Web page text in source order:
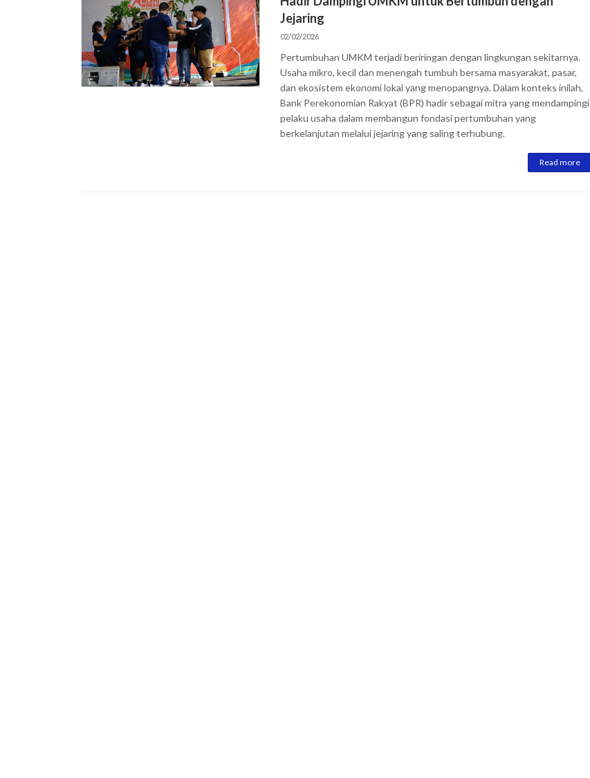
Jejaring
02/02/2026
Pertumbuhan UMKM terjadi beriringan dengan lingkungan sekitarnya.
Usaha mikro, kecil dan menengah tumbuh bersama masyarakat, pasar,
dan ekosistem ekonomi lokal yang menopangnya. Dalam konteks inilah,
Bank Perekonomian Rakyat (BPR) hadir sebagai mitra yang mendampingi
pelaku usaha dalam membangun fondasi pertumbuhan yang
berkelanjutan melalui jejaring yang saling terhubung.
Read more